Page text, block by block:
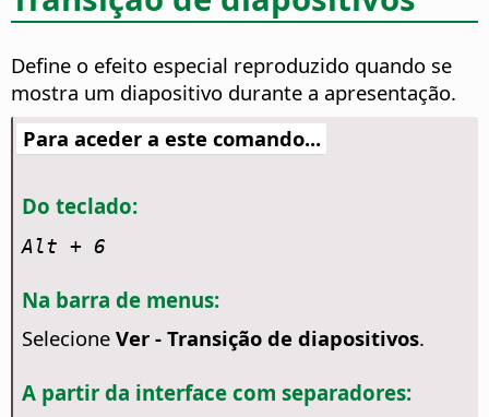
Define o efeito especial reproduzido quando se
mostra um diapositivo durante a apresentação.
Para aceder a este comando...
Do teclado:
Alt + 6
Na barra de menus:
Selecione Ver - Transição de diapositivos.
A partir da interface com separadores: